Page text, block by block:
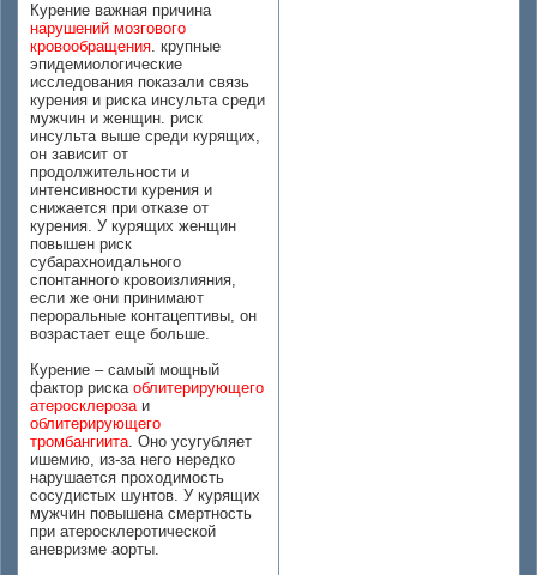
Курение важная причина
нарушений мозгового
кровообращения. крупные
эпидемиологические
исследования показали связь
курения и риска инсульта среди
мужчин и женщин. риск
инсульта выше среди курящих,
он зависит от
продолжительности и
интенсивности курения и
снижается при отказе от
курения. У курящих женщин
повышен риск
субарахноидального
спонтанного кровоизлияния,
если же они принимают
пероральные контацептивы, он
возрастает еще больше.
Курение – самый мощный
фактор риска облитерирующего
атеросклерозаи
облитерирующего
тромбангиита. Оно усугубляет
ишемию, из-за него нередко
нарушается проходимость
сосудистых шунтов. У курящих
мужчин повышена смертность
при атеросклеротической
аневризме аорты.